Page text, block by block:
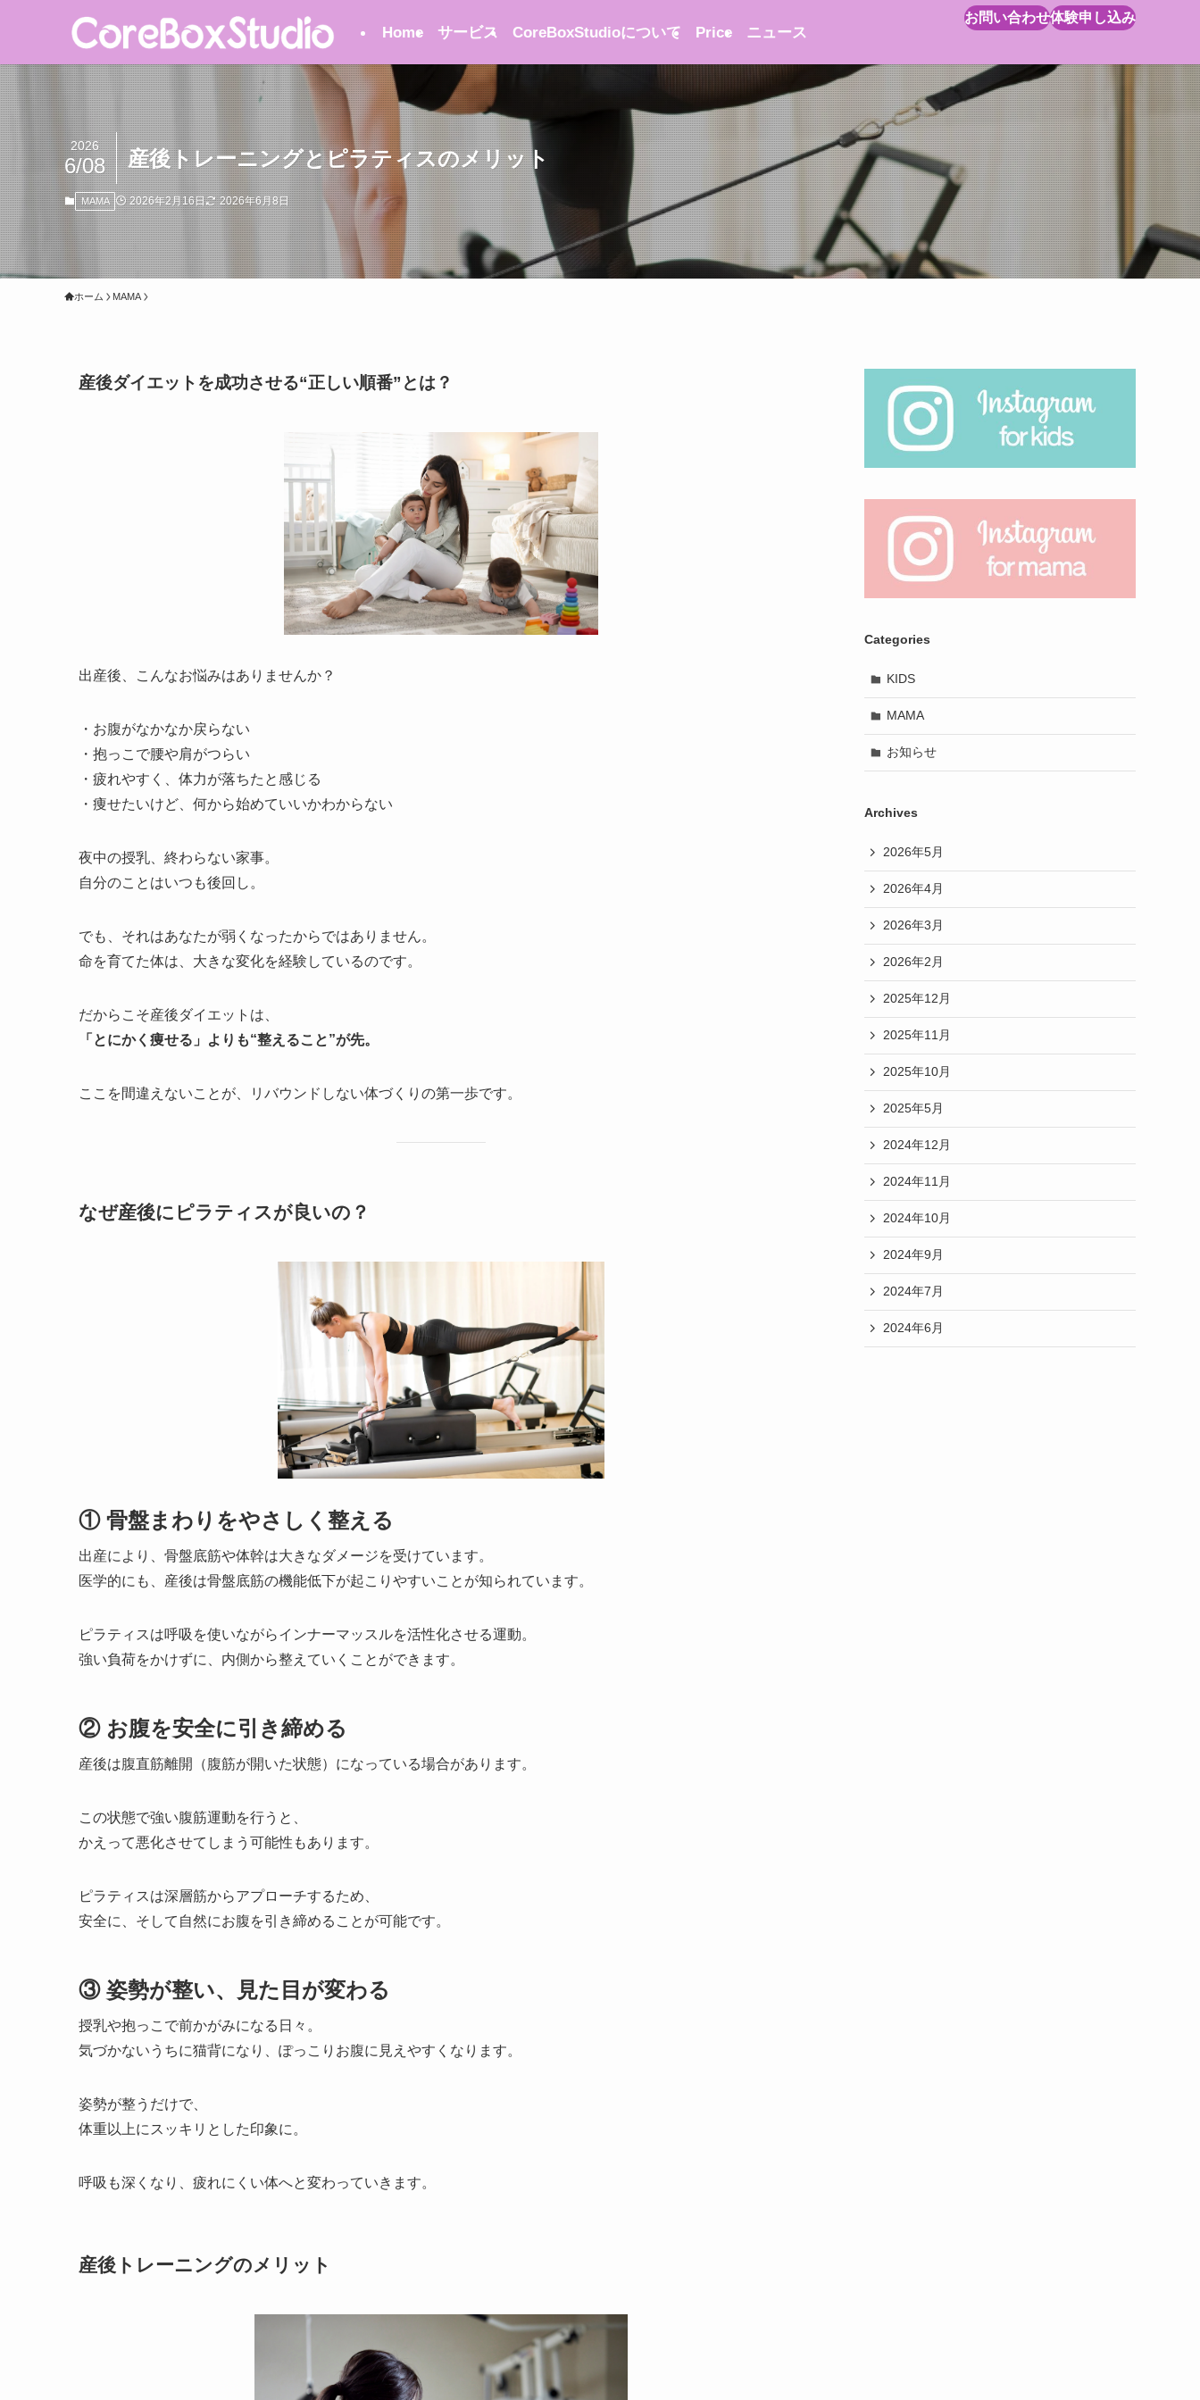
Home サービス CoreBoxStudioについて Price ニュース
お問い合わせ体験申し込み
産後トレーニングとピラティスのメリット
2026
6/08
MAMA 2026年2月16日 2026年6月8日
ホーム MAMA
産後ダイエットを成功させる“正しい順番”とは？
出産後、こんなお悩みはありませんか？
・お腹がなかなか戻らない
・抱っこで腰や肩がつらい
・疲れやすく、体力が落ちたと感じる
・痩せたいけど、何から始めていいかわからない
夜中の授乳、終わらない家事。
自分のことはいつも後回し。
でも、それはあなたが弱くなったからではありません。
命を育てた体は、大きな変化を経験しているのです。
だからこそ産後ダイエットは、
「とにかく痩せる」よりも“整えること”が先。
ここを間違えないことが、リバウンドしない体づくりの第一歩です。
なぜ産後にピラティスが良いの？
① 骨盤まわりをやさしく整える
出産により、骨盤底筋や体幹は大きなダメージを受けています。
医学的にも、産後は骨盤底筋の機能低下が起こりやすいことが知られています。
ピラティスは呼吸を使いながらインナーマッスルを活性化させる運動。
強い負荷をかけずに、内側から整えていくことができます。
② お腹を安全に引き締める
産後は腹直筋離開（腹筋が開いた状態）になっている場合があります。
この状態で強い腹筋運動を行うと、
かえって悪化させてしまう可能性もあります。
ピラティスは深層筋からアプローチするため、
安全に、そして自然にお腹を引き締めることが可能です。
③ 姿勢が整い、見た目が変わる
授乳や抱っこで前かがみになる日々。
気づかないうちに猫背になり、ぽっこりお腹に見えやすくなります。
姿勢が整うだけで、
体重以上にスッキリとした印象に。
呼吸も深くなり、疲れにくい体へと変わっていきます。
産後トレーニングのメリット
Categories
KIDS
MAMA
お知らせ
Archives
2026年5月
2026年4月
2026年3月
2026年2月
2025年12月
2025年11月
2025年10月
2025年5月
2024年12月
2024年11月
2024年10月
2024年9月
2024年7月
2024年6月